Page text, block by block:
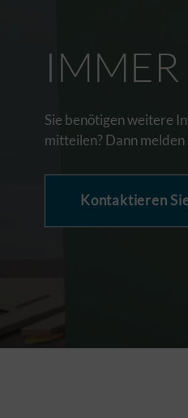
Sie benötigen weitere
mitteilen? Dann
Kontaktieren